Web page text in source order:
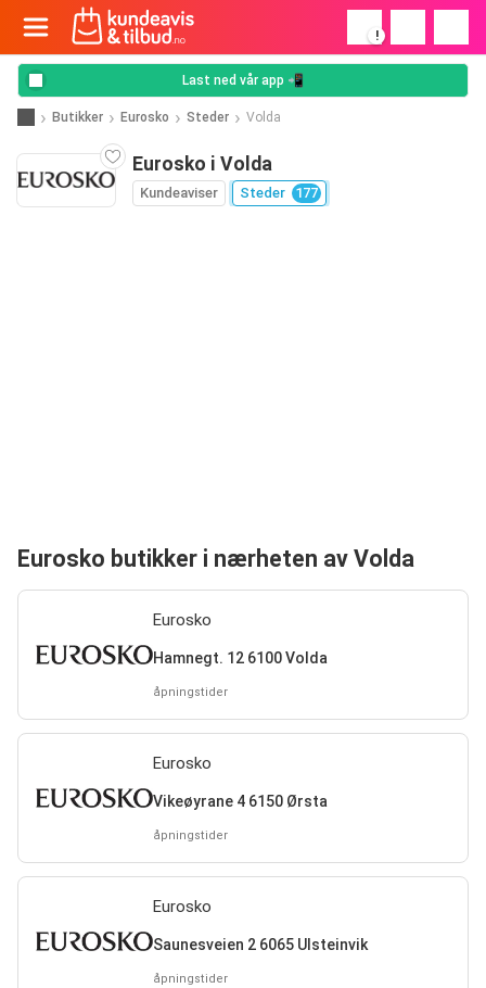
!
Last ned vår app 📲
Butikker Eurosko Steder Volda
Eurosko i Volda
Kundeaviser Steder 177
Eurosko butikker i nærheten av Volda
Eurosko
Hamnegt. 12 6100 Volda
åpningstider
Eurosko
Vikeøyrane 4 6150 Ørsta
åpningstider
Eurosko
Saunesveien 2 6065 Ulsteinvik
åpningstider